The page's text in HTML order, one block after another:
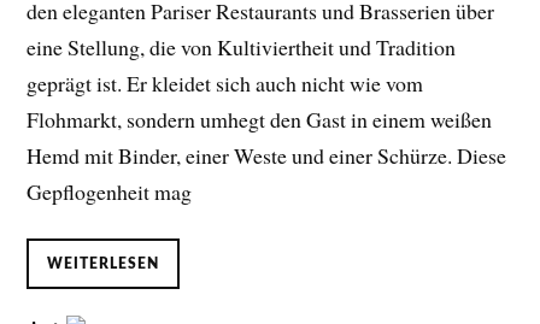
den eleganten Pariser Restaurants und Brasserien über
eine Stellung, die von Kultiviertheit und Tradition
geprägt ist. Er kleidet sich auch nicht wie vom
Flohmarkt, sondern umhegt den Gast in einem weißen
Hemd mit Binder, einer Weste und einer Schürze. Diese
Gepflogenheit mag
WEITERLESEN